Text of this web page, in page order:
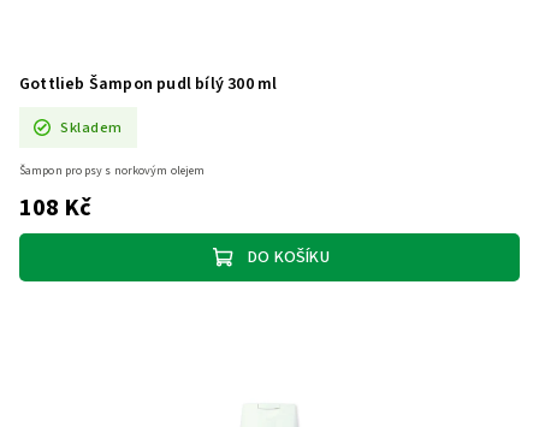
Gottlieb Šampon pudl bílý 300 ml
Skladem
108 Kč
DO KOŠÍKU
Šampon pro psy s norkovým olejem